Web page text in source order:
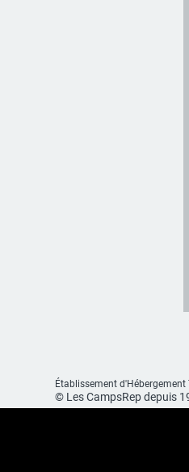
Établissement d'Hébergement
© Les CampsRep depuis